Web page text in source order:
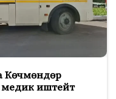
иштейт